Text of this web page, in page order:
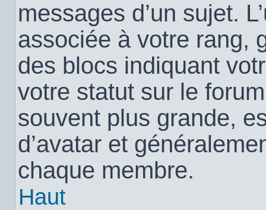
messages d’un sujet.
associée à votre rang,
des blocs indiquant
votre statut sur le
souvent plus grande,
d’avatar et
chaque membre.
Haut